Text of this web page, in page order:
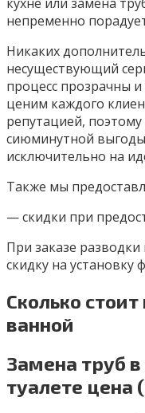
непременно
Никаких
несуществующий
процесс прозрачны
ценим каждого
репутацией,
сиюминутной
исключительно на
Также мы
— скидки при
При заказе
скидку на установку
Сколько
ванной
Замена труб
туалете цена